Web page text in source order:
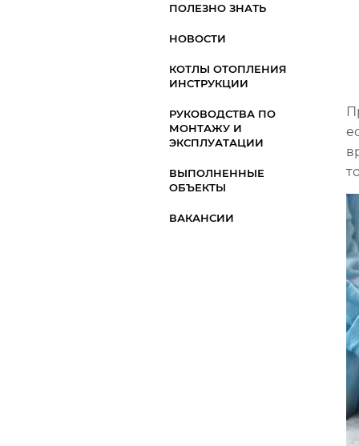
ПОЛЕЗНО ЗНАТЬ
НОВОСТИ
КОТЛЫ ОТОПЛЕНИЯ
ИНСТРУКЦИИ
РУКОВОДСТВА ПО
МОНТАЖУ И
ЭКСПЛУАТАЦИИ
ВЫПОЛНЕННЫЕ
ОБЪЕКТЫ
ВАКАНСИИ